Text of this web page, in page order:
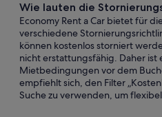
Wie lauten die
Economy Rent a Car bietet für
verschiedene
können kostenlos storniert
nicht erstattungsfähig. Daher ist
Mietbedingungen vor dem
empfiehlt sich, den Filter
Suche zu verwenden, um